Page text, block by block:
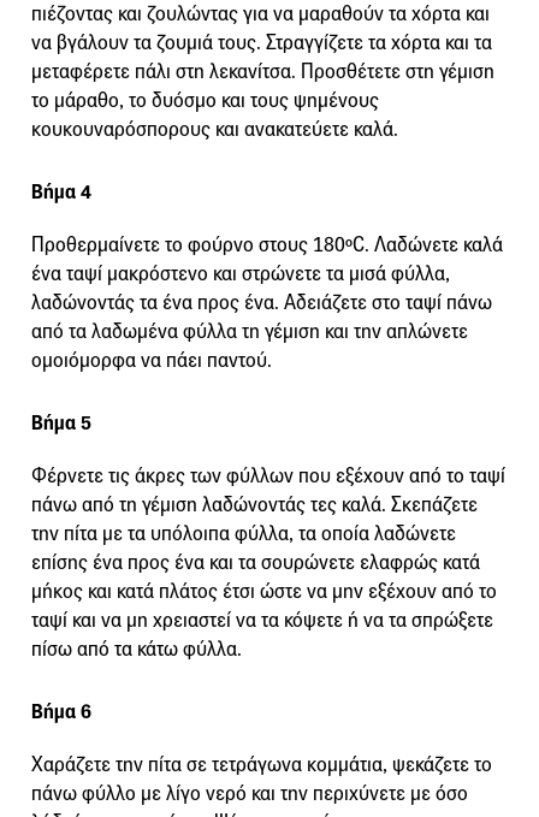
πιέζοντας και ζουλώντας για να μαραθούν τα χόρτα και
να βγάλουν τα ζουμιά τους. Στραγγίζετε τα χόρτα και τα
μεταφέρετε πάλι στη λεκανίτσα. Προσθέτετε στη γέμιση
το μάραθο, το δυόσμο και τους ψηµένους
κουκουναρόσπορους και ανακατεύετε καλά.
Βήμα 4
Προθερµαίνετε το φούρνο στους 180ºC. Λαδώνετε καλά
ένα ταψί µακρόστενο και στρώνετε τα µισά φύλλα,
λαδώνοντάς τα ένα προς ένα. Αδειάζετε στο ταψί πάνω
από τα λαδωµένα φύλλα τη γέμιση και την απλώνετε
ομοιόμορφα να πάει παντού.
Βήμα 5
Φέρνετε τις άκρες των φύλλων που εξέχουν από το ταψί
πάνω από τη γέµιση λαδώνοντάς τες καλά. Σκεπάζετε
την πίτα µε τα υπόλοιπα φύλλα, τα οποία λαδώνετε
επίσης ένα προς ένα και τα σουρώνετε ελαφρώς κατά
µήκος και κατά πλάτος έτσι ώστε να µην εξέχουν από το
ταψί και να µη χρειαστεί να τα κόψετε ή να τα σπρώξετε
πίσω από τα κάτω φύλλα.
Βήμα 6
Χαράζετε την πίτα σε τετράγωνα κομμάτια, ψεκάζετε το
πάνω φύλλο µε λίγο νερό και την περιχύνετε µε όσο